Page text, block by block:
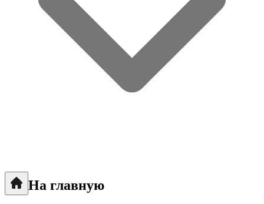
На главную